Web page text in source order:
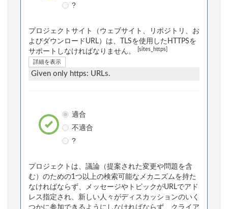
?
プロジェクトサイト（ウェブサイト、リポジトリ、お
よびダウンロードURL）は、TLSを使用したHTTPSを
サポートしなければなりません。
[sites_https]
詳細を表示
Given only https: URLs.
適合
不適合
?
プロジェクトは、議論（提案された変更や問題を含
む）のための1つ以上の検索可能なメカニズムを持た
なければならず、メッセージやトピックがURLでアド
レス指定され、新しい人々がディスカッションのいく
つかに参加できるようにしなければならず、クライア